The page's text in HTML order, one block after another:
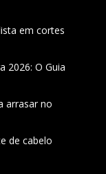
em cortes
2026: O Guia
arrasar no
de cabelo